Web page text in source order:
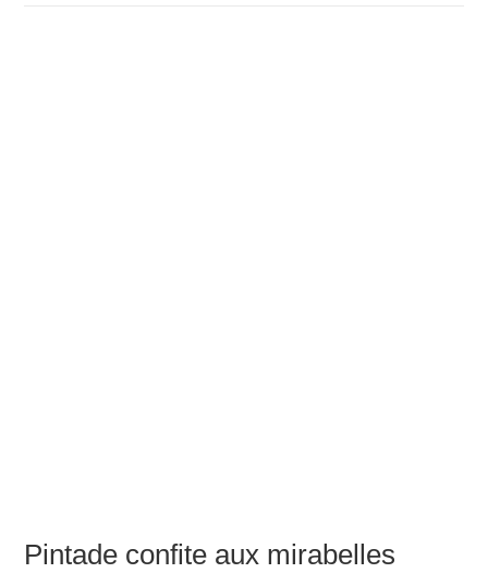
Pintade confite aux mirabelles